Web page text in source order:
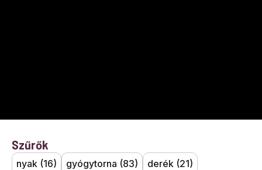
Szűrők
nyak (16) gyógytorna (83) derék (21)